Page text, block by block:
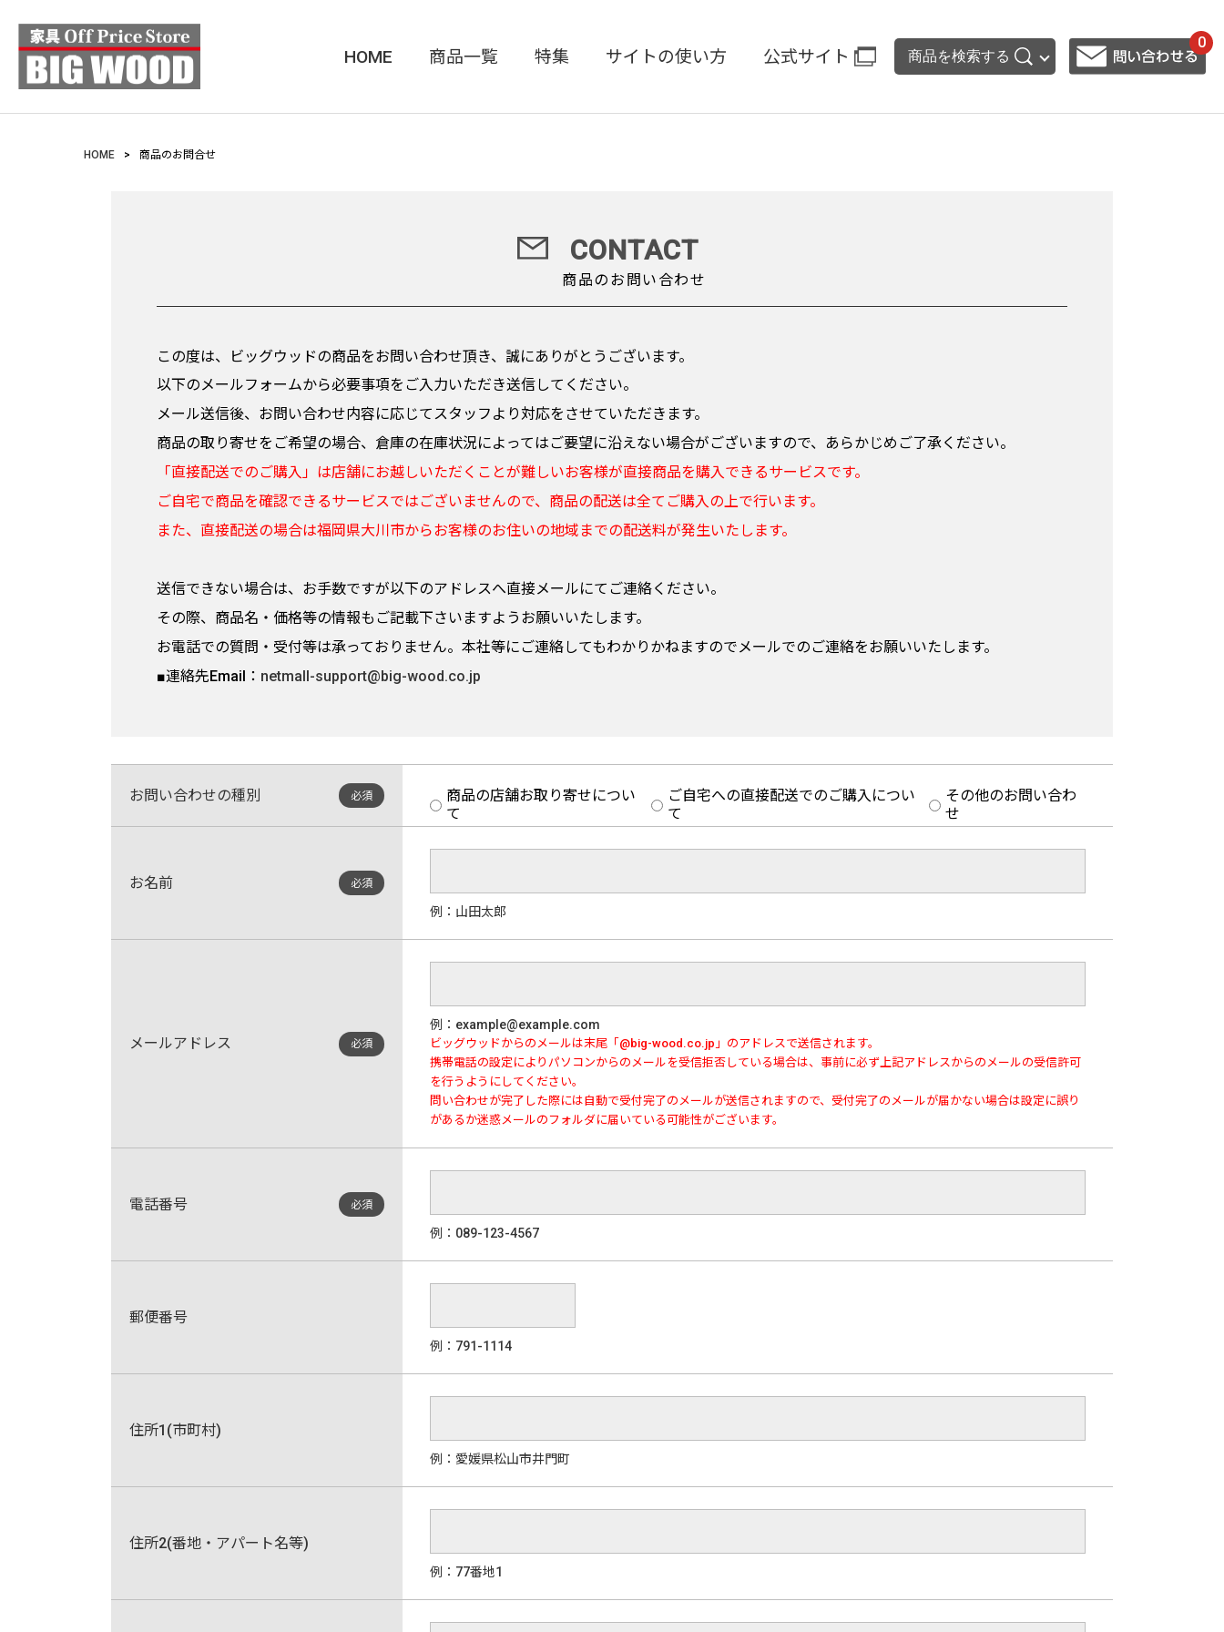
HOME 商品一覧 特集 サイトの使い方 公式サイト 商品を検索する
0
HOME 商品のお問合せ
CONTACT
商品のお問い合わせ
この度は、ビッグウッドの商品をお問い合わせ頂き、誠にありがとうございます。
以下のメールフォームから必要事項をご入力いただき送信してください。
メール送信後、お問い合わせ内容に応じてスタッフより対応をさせていただきます。
商品の取り寄せをご希望の場合、倉庫の在庫状況によってはご要望に沿えない場合がございますので、あらかじめご了承ください。
「直接配送でのご購入」は店舗にお越しいただくことが難しいお客様が直接商品を購入できるサービスです。
ご自宅で商品を確認できるサービスではございませんので、商品の配送は全てご購入の上で行います。
また、直接配送の場合は福岡県大川市からお客様のお住いの地域までの配送料が発生いたします。
送信できない場合は、お手数ですが以下のアドレスへ直接メールにてご連絡ください。
その際、商品名・価格等の情報もご記載下さいますようお願いいたします。
お電話での質問・受付等は承っておりません。本社等にご連絡してもわかりかねますのでメールでのご連絡をお願いいたします。
■連絡先Email： netmall-support@big-wood.co.jp
お問い合わせの種別 必須
商品の店舗お取り寄せについ
て
ご自宅への直接配送でのご購入につい
て
その他のお問い合わ
せ
お名前 必須
例：山田太郎
メールアドレス 必須
例：example@example.com
ビッグウッドからのメールは末尾「@big-wood.co.jp」のアドレスで送信されます。
携帯電話の設定によりパソコンからのメールを受信拒否している場合は、事前に必ず上記アドレスからのメールの受信許可
を行うようにしてください。
問い合わせが完了した際には自動で受付完了のメールが送信されますので、受付完了のメールが届かない場合は設定に誤り
があるか迷惑メールのフォルダに届いている可能性がございます。
電話番号 必須
例：089-123-4567
郵便番号
例：791-1114
住所1(市町村)
例：愛媛県松山市井門町
住所2(番地・アパート名等)
例：77番地1